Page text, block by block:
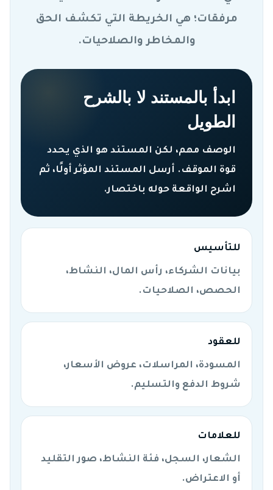
مرفقات؛ هي الخريطة التي تكشف الحق
والمخاطر والصلاحيات.
ابدأ بالمستند لا بالشرح
الطويل
الوصف مهم، لكن المستند هو الذي يحدد
قوة الموقف. أرسل المستند المؤثر أولًا، ثم
اشرح الواقعة حوله باختصار.
للتأسيس
بيانات الشركاء، رأس المال، النشاط،
الحصص، الصلاحيات.
للعقود
المسودة، المراسلات، عروض الأسعار،
شروط الدفع والتسليم.
للعلامات
الشعار، السجل، فئة النشاط، صور التقليد
أو الاعتراض.